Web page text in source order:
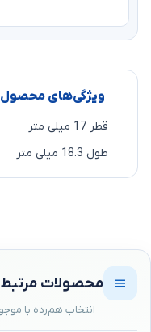
ویژگی‌های محصول
قطر 17 میلی متر
طول 18.3 میلی متر
محصولات مرتبط